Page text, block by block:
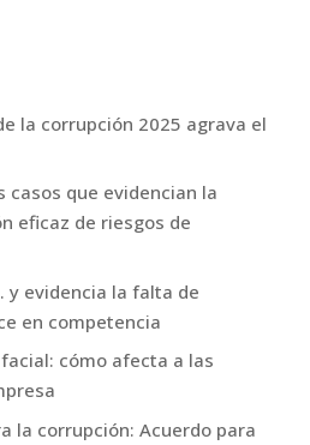
la corrupción 2025 agrava el
casos que evidencian la
eficaz de riesgos de
y evidencia la falta de
en competencia
cómo afecta a las
la corrupción: Acuerdo para